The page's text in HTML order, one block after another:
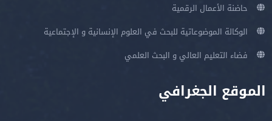
حاضنة الأعمال الرقمية
الوكالة الموضوعاتية للبحث في العلوم الإنسانية و الإجتماعية
فضاء التعليم العالي و البحث العلمي
الموقع الجغرافي